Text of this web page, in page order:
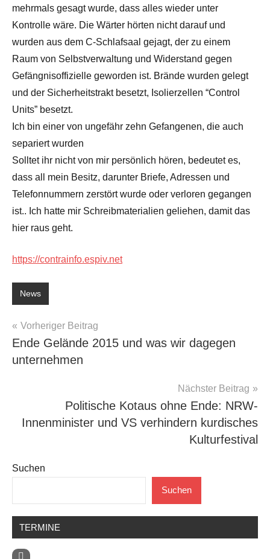
mehrmals gesagt wurde, dass alles wieder unter
Kontrolle wäre. Die Wärter hörten nicht darauf und
wurden aus dem C-Schlafsaal gejagt, der zu einem
Raum von Selbstverwaltung und Widerstand gegen
Gefängnisoffizielle geworden ist. Brände wurden gelegt
und der Sicherheitstrakt besetzt, Isolierzellen “Control
Units” besetzt.
Ich bin einer von ungefähr zehn Gefangenen, die auch
separiert wurden
Solltet ihr nicht von mir persönlich hören, bedeutet es,
dass all mein Besitz, darunter Briefe, Adressen und
Telefonnummern zerstört wurde oder verloren gegangen
ist.. Ich hatte mir Schreibmaterialien geliehen, damit das
hier raus geht.
https://contrainfo.espiv.net
News
Beitragsnavigation
Vorheriger Beitrag
Ende Gelände 2015 und was wir dagegen
unternehmen
Nächster Beitrag
Politische Kotaus ohne Ende: NRW-
Innenminister und VS verhindern kurdisches
Kulturfestival
Suchen
Suchen
TERMINE